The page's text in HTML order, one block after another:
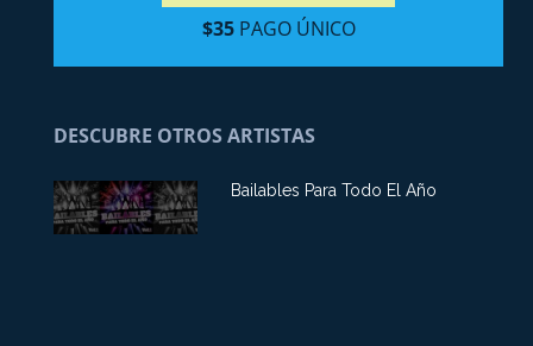
$35PAGO ÚNICO
DESCUBRE OTROS ARTISTAS
Bailables Para Todo El Año